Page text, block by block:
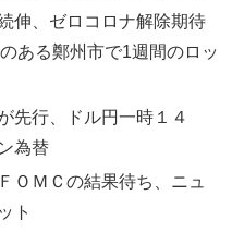
伸、ゼロコロナ解除期待
ある鄭州市で1週間のロッ
先行、ドル円一時１４
為替
ＯＭＣの結果待ち、ニュ
ト